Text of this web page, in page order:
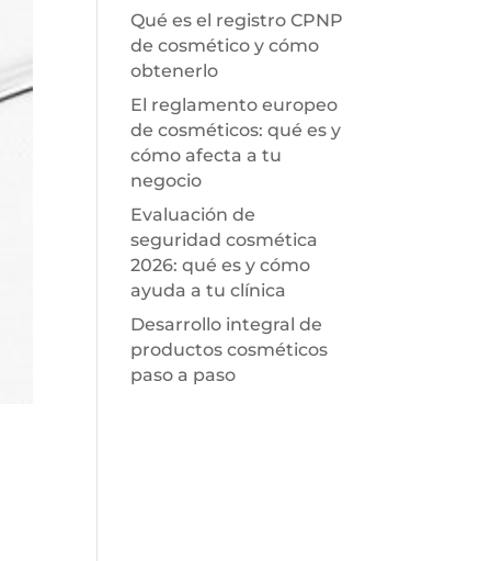
Qué es el registro CPNP
de cosmético y cómo
obtenerlo
El reglamento europeo
de cosméticos: qué es y
cómo afecta a tu
negocio
Evaluación de
seguridad cosmética
2026: qué es y cómo
ayuda a tu clínica
Desarrollo integral de
productos cosméticos
paso a paso